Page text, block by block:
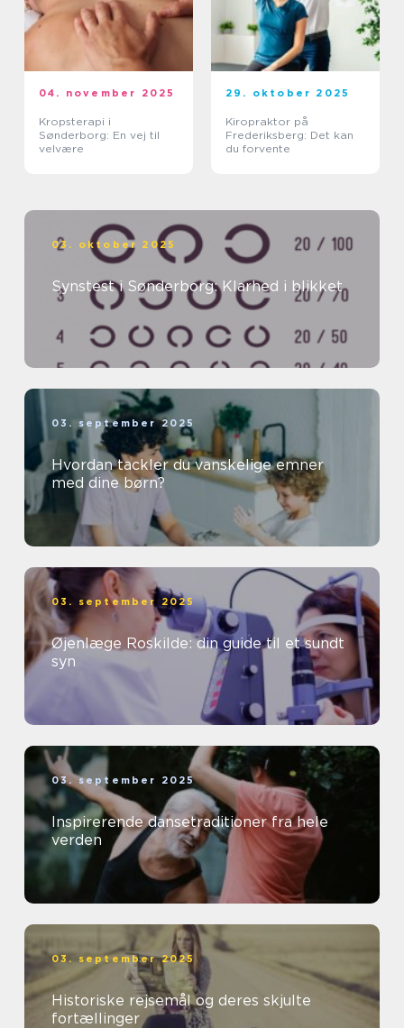
04. november 2025
Kropsterapi i
Sønderborg: En vej til
velvære
29. oktober 2025
Kiropraktor på
Frederiksberg: Det kan
du forvente
03. oktober 2025
Synstest i Sønderborg: Klarhed i blikket
03. september 2025
Hvordan tackler du vanskelige emner
med dine børn?
03. september 2025
Øjenlæge Roskilde: din guide til et sundt
syn
03. september 2025
Inspirerende dansetraditioner fra hele
verden
03. september 2025
Historiske rejsemål og deres skjulte
fortællinger